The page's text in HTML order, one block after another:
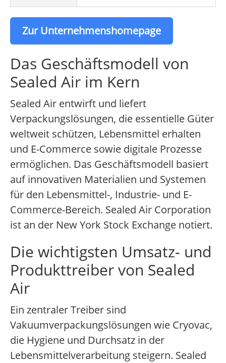
Zur Unternehmenshomepage
Das Geschäftsmodell von
Sealed Air im Kern
Sealed Air entwirft und liefert
Verpackungslösungen, die essentielle Güter
weltweit schützen, Lebensmittel erhalten
und E-Commerce sowie digitale Prozesse
ermöglichen. Das Geschäftsmodell basiert
auf innovativen Materialien und Systemen
für den Lebensmittel-, Industrie- und E-
Commerce-Bereich. Sealed Air Corporation
ist an der New York Stock Exchange notiert.
Die wichtigsten Umsatz- und
Produkttreiber von Sealed
Air
Ein zentraler Treiber sind
Vakuumverpackungslösungen wie Cryovac,
die Hygiene und Durchsatz in der
Lebensmittelverarbeitung steigern. Sealed